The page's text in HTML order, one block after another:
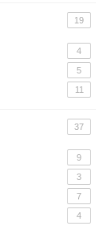
19
4
5
11
37
9
3
7
4